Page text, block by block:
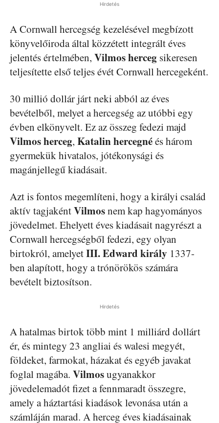
Hirdetés
A Cornwall hercegség kezelésével megbízott
könyvelőiroda által közzétett integrált éves
jelentés értelmében, Vilmos herceg sikeresen
teljesítette első teljes évét Cornwall hercegeként.
30 millió dollár járt neki abból az éves
bevételből, melyet a hercegség az utóbbi egy
évben elkönyvelt. Ez az összeg fedezi majd
Vilmos herceg, Katalin hercegnéés három
gyermekük hivatalos, jótékonysági és
magánjellegű kiadásait.
Azt is fontos megemlíteni, hogy a királyi család
aktív tagjakéntVilmosnem kap hagyományos
jövedelmet. Ehelyett éves kiadásait nagyrészt a
Cornwall hercegségből fedezi, egy olyan
birtokról, amelyetIII. Edward király 1337-
ben alapított, hogy a trónörökös számára
bevételt biztosítson.
Hirdetés
A hatalmas birtok több mint 1 milliárd dollárt
ér, és mintegy 23 angliai és walesi megyét,
földeket, farmokat, házakat és egyéb javakat
foglal magába. Vilmosugyanakkor
jövedelemadót fizet a fennmaradt összegre,
amely a háztartási kiadások levonása után a
számláján marad. A herceg éves kiadásainak